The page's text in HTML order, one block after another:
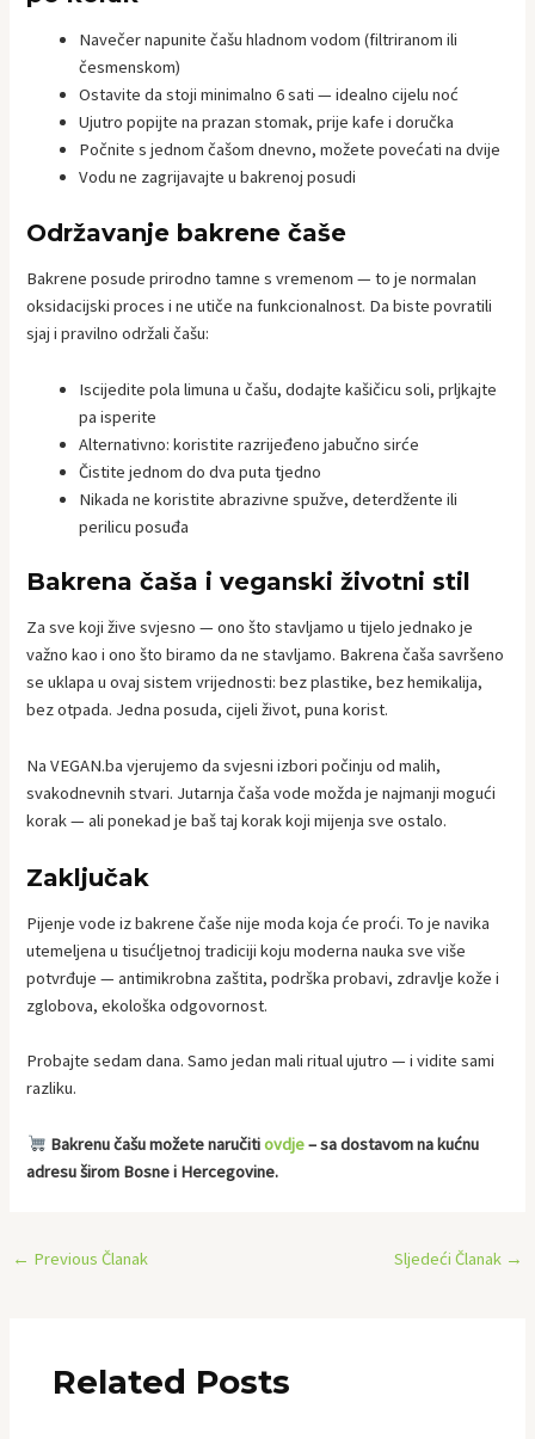
Navečer napunite čašu hladnom vodom (filtriranom ili
česmenskom)
Ostavite da stoji minimalno 6 sati — idealno cijelu noć
Ujutro popijte na prazan stomak, prije kafe i doručka
Počnite s jednom čašom dnevno, možete povećati na dvije
Vodu ne zagrijavajte u bakrenoj posudi
Održavanje bakrene čaše
Bakrene posude prirodno tamne s vremenom — to je normalan
oksidacijski proces i ne utiče na funkcionalnost. Da biste povratili
sjaj i pravilno održali čašu:
Iscijedite pola limuna u čašu, dodajte kašičicu soli, prljkajte
pa isperite
Alternativno: koristite razrijeđeno jabučno sirće
Čistite jednom do dva puta tjedno
Nikada ne koristite abrazivne spužve, deterdžente ili
perilicu posuđa
Bakrena čaša i veganski životni stil
Za sve koji žive svjesno — ono što stavljamo u tijelo jednako je
važno kao i ono što biramo da ne stavljamo. Bakrena čaša savršeno
se uklapa u ovaj sistem vrijednosti: bez plastike, bez hemikalija,
bez otpada. Jedna posuda, cijeli život, puna korist.
Na VEGAN.ba vjerujemo da svjesni izbori počinju od malih,
svakodnevnih stvari. Jutarnja čaša vode možda je najmanji mogući
korak — ali ponekad je baš taj korak koji mijenja sve ostalo.
Zaključak
Pijenje vode iz bakrene čaše nije moda koja će proći. To je navika
utemeljena u tisućljetnoj tradiciji koju moderna nauka sve više
potvrđuje — antimikrobna zaštita, podrška probavi, zdravlje kože i
zglobova, ekološka odgovornost.
Probajte sedam dana. Samo jedan mali ritual ujutro — i vidite sami
razliku.
Bakrenu čašu možete naručitiovdje– sa dostavom na kućnu
adresu širom Bosne i Hercegovine.
← Previous Članak Sljedeći Članak →
Related Posts